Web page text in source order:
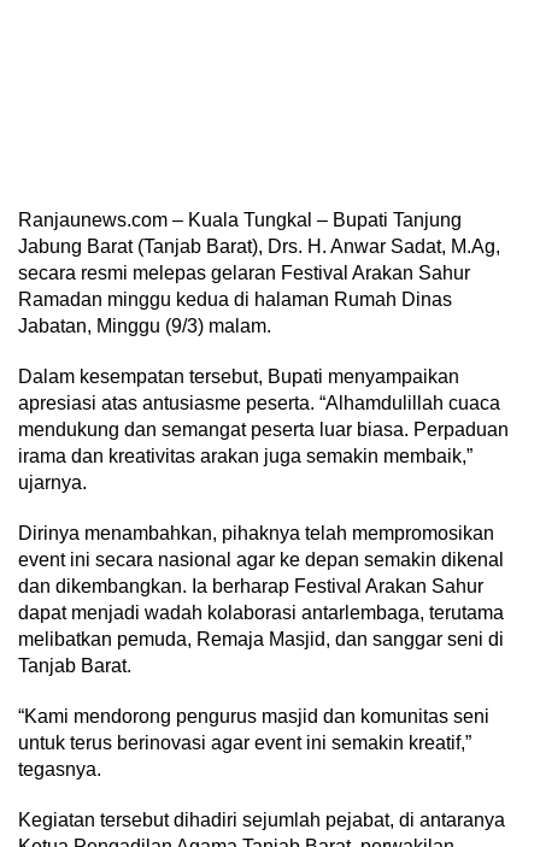
Ranjaunews.com – Kuala Tungkal – Bupati Tanjung
Jabung Barat (Tanjab Barat), Drs. H. Anwar Sadat, M.Ag,
secara resmi melepas gelaran Festival Arakan Sahur
Ramadan minggu kedua di halaman Rumah Dinas
Jabatan, Minggu (9/3) malam.
Dalam kesempatan tersebut, Bupati menyampaikan
apresiasi atas antusiasme peserta. “Alhamdulillah cuaca
mendukung dan semangat peserta luar biasa. Perpaduan
irama dan kreativitas arakan juga semakin membaik,”
ujarnya.
Dirinya menambahkan, pihaknya telah mempromosikan
event ini secara nasional agar ke depan semakin dikenal
dan dikembangkan. Ia berharap Festival Arakan Sahur
dapat menjadi wadah kolaborasi antarlembaga, terutama
melibatkan pemuda, Remaja Masjid, dan sanggar seni di
Tanjab Barat.
“Kami mendorong pengurus masjid dan komunitas seni
untuk terus berinovasi agar event ini semakin kreatif,”
tegasnya.
Kegiatan tersebut dihadiri sejumlah pejabat, di antaranya